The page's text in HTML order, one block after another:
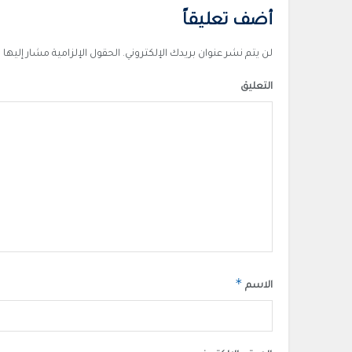
أضف تعليقاً
لن يتم نشر عنوان بريدك الإلكتروني. الحقول الإلزامية مشار إليها
التعليق
الاسم *